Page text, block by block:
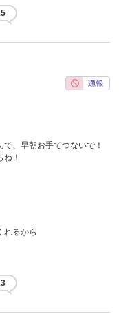
、早朝お手てつないで！
！
れるから